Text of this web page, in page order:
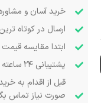
خرید آسان و
ارسال در کوتاه
ابتدا مقایسه
پشتیبانی ۲۴ ساعته
قبل از اقدام به
صورت نیاز تماس